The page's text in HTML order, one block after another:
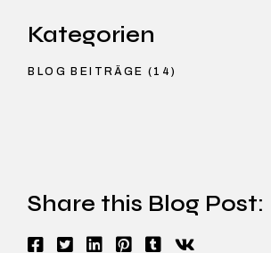
Kategorien
BLOG BEITRÄGE (14)
Share this Blog Post: